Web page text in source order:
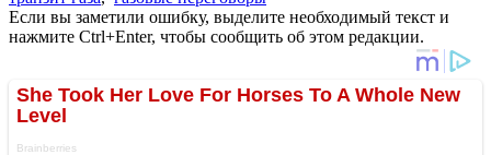
Если вы заметили ошибку, выделите необходимый текст и
нажмите Ctrl+Enter, чтобы сообщить об этом редакции.